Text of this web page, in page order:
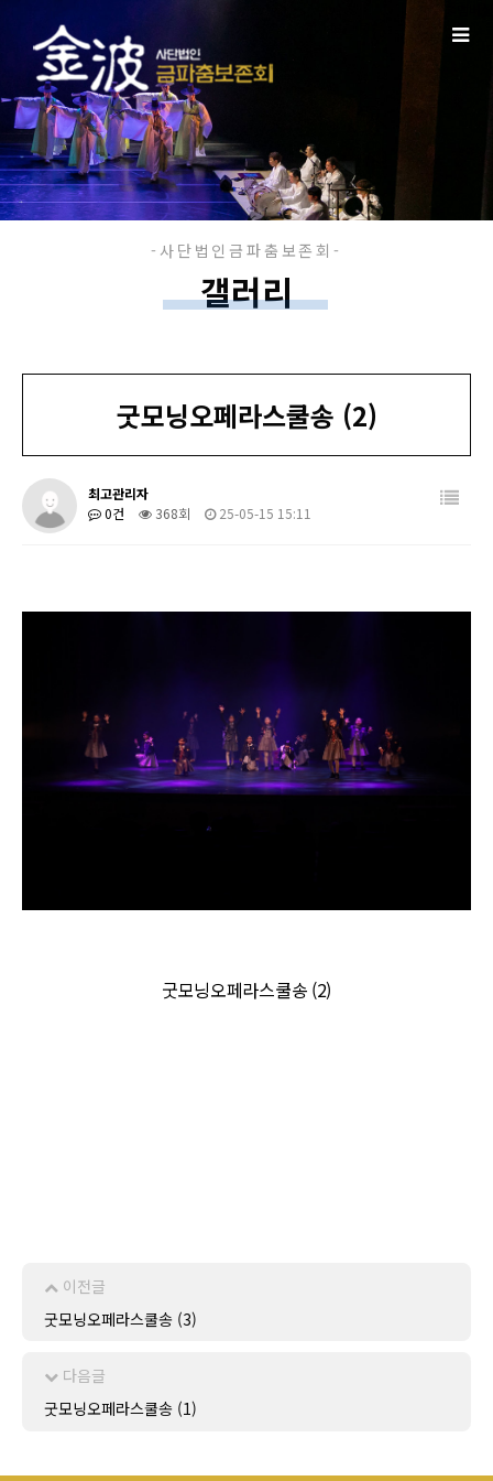
갤러리
굿모닝오페라스쿨송 (2)
최고관리자
0건
368회 25-05-15 15:11
굿모닝오페라스쿨송 (2)
이전글
굿모닝오페라스쿨송 (3)
다음글
굿모닝오페라스쿨송 (1)